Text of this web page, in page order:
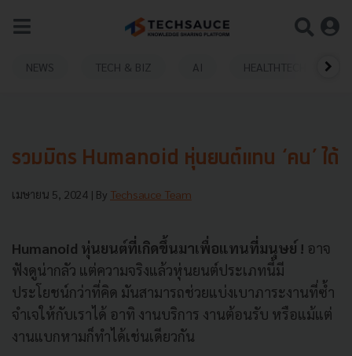
NEWS TECH & BIZ AI HEALTHTECH
รวมมิตร Humanoid หุ่นยนต์แทน ‘คน’ ได้
เมษายน 5, 2024 | By Techsauce Team
Humanoid หุ่นยนต์ที่เกิดขึ้นมาเพื่อแทนที่มนุษย์ ! อาจ
ฟังดูน่ากลัว แต่ความจริงแล้วหุ่นยนต์ประเภทนี้มี
ประโยชน์กว่าที่คิด มันสามารถช่วยแบ่งเบาภาระงานที่ซ้ำ
จำเจให้กับเราได้ อาทิ งานบริการ งานต้อนรับ หรือแม้แต่
งานแบกหามก็ทำได้เช่นเดียวกัน